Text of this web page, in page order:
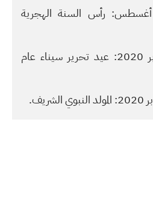
الخميس 20 أغسطس: رأس السنة الهجرية
الثلاثاء 6 أكتوبر 2020: عيد تحرير سيناء عام